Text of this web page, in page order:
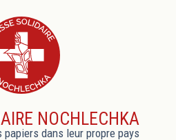
NOCHLECHKA
dans leur propre pays